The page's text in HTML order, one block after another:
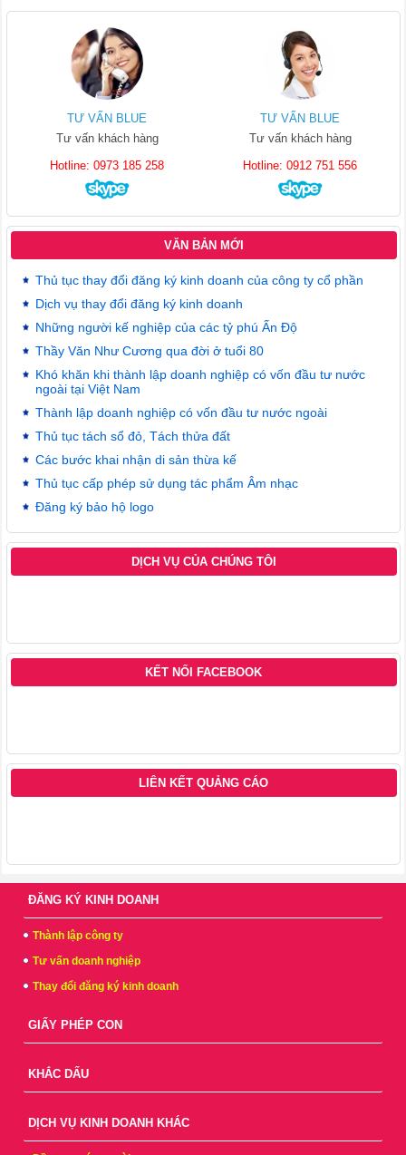
TƯ VẤN BLUE
Tư vấn khách hàng
Hotline: 0973 185 258
TƯ VẤN BLUE
Tư vấn khách hàng
Hotline: 0912 751 556
VĂN BẢN MỚI
Thủ tục thay đổi đăng ký kinh doanh của công ty cổ phần
Dịch vụ thay đổi đăng ký kinh doanh
Những người kế nghiệp của các tỷ phú Ấn Độ
Thầy Văn Như Cương qua đời ở tuổi 80
Khó khăn khi thành lập doanh nghiệp có vốn đầu tư nước
ngoài tại Việt Nam
Thành lập doanh nghiệp có vốn đầu tư nước ngoài
Thủ tục tách sổ đỏ, Tách thửa đất
Các bước khai nhận di sản thừa kế
Thủ tục cấp phép sử dụng tác phẩm Âm nhạc
Đăng ký bảo hộ logo
DỊCH VỤ CỦA CHÚNG TÔI
KẾT NỐI FACEBOOK
LIÊN KẾT QUẢNG CÁO
ĐĂNG KÝ KINH DOANH
Thành lập công ty
Tư vấn doanh nghiệp
Thay đổi đăng ký kinh doanh
GIẤY PHÉP CON
KHẮC DẤU
DỊCH VỤ KINH DOANH KHÁC